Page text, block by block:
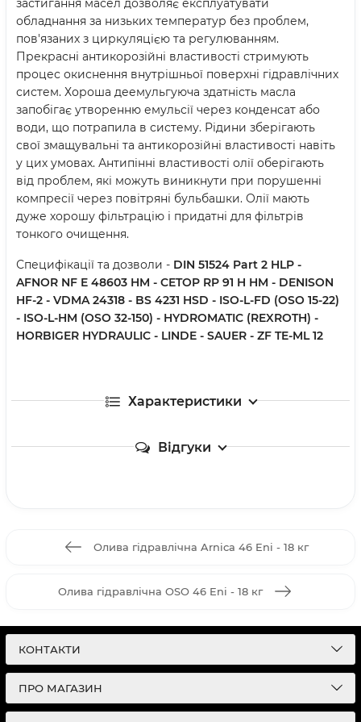
застигання масел дозволяє експлуатувати
обладнання за низьких температур без проблем,
пов'язаних з циркуляцією та регулюванням.
Прекрасні антикорозійні властивості стримують
процес окиснення внутрішньої поверхні гідравлічних
систем. Хороша деемульгуюча здатність масла
запобігає утворенню емульсії через конденсат або
води, що потрапила в систему. Рідини зберігають
свої змащувальні та антикорозійні властивості навіть
у цих умовах. Антипінні властивості олії оберігають
від проблем, які можуть виникнути при порушенні
компресії через повітряні бульбашки. Олії мають
дуже хорошу фільтрацію і придатні для фільтрів
тонкого очищення.
Специфікації та дозволи - DIN 51524 Part 2 HLP -
AFNOR NF E 48603 HM - CETOP RP 91 H HM - DENISON
HF-2 - VDMA 24318 - BS 4231 HSD - ISO-L-FD (OSO 15-22)
- ISO-L-HM (OSO 32-150) - HYDROMATIC (REXROTH) -
HORBIGER HYDRAULIC - LINDE - SAUER - ZF TE-ML 12
Характеристики
Відгуки
Олива гідравлічна Arnica 46 Eni - 18 кг
Олива гідравлічна OSO 46 Eni - 18 кг
КОНТАКТИ
ПРО МАГАЗИН